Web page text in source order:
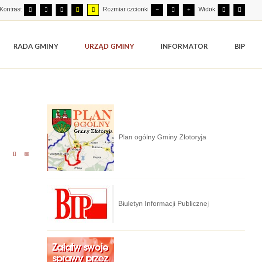
Kontrast Rozmiar czcionki Widok
RADA GMINY URZĄD GMINY INFORMATOR BIP
Plan ogólny Gminy Złotoryja
Biuletyn Informacji Publicznej